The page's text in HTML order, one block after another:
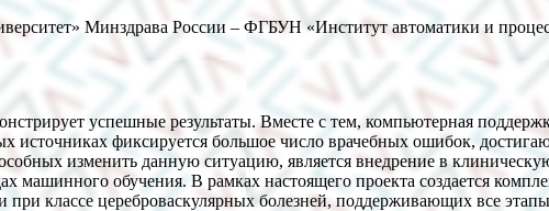
Минздрава России – ФГБУН «Институт автоматики и
успешные результаты. Вместе с тем, компьютерная
источниках фиксируется большое число врачебных ошибок,
изменить данную ситуацию, является внедрение в
машинного обучения. В рамках настоящего проекта создается
классе цереброваскулярных болезней, поддерживающих все